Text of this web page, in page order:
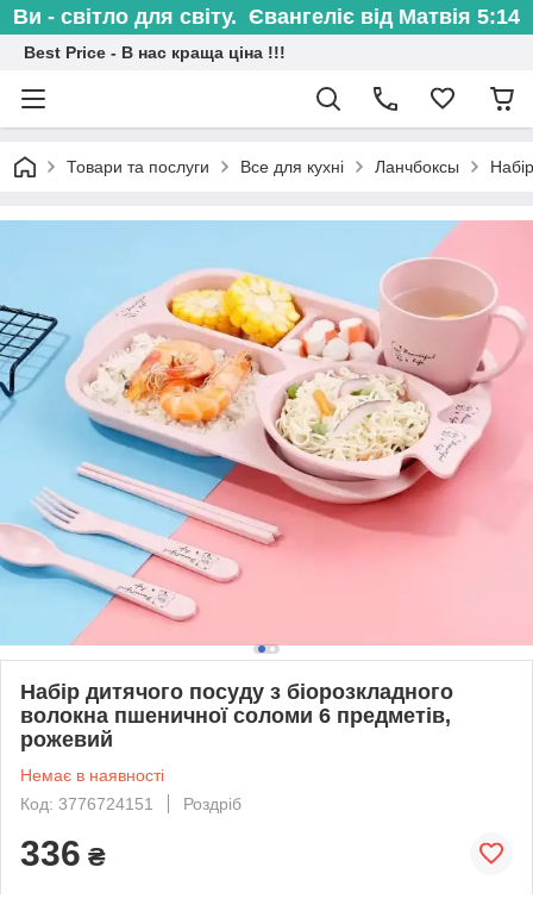
Ви - світло для світу. Євангеліє від Матвія 5:14
Best Price - В нас краща ціна !!!
Товари та послуги Все для кухні Ланчбоксы
Набір дитячого посуду з біорозкладного
волокна пшеничної соломи 6 предметів,
рожевий
Немає в наявності
Код: 3776724151
Роздріб
336 ₴